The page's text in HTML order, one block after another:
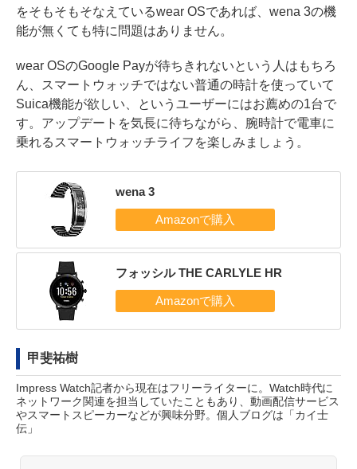
をそもそもそなえているwear OSであれば、wena 3の機
能が無くても特に問題はありません。
wear OSのGoogle Payが待ちきれないという人はもちろ
ん、スマートウォッチではない普通の時計を使っていて
Suica機能が欲しい、というユーザーにはお薦めの1台で
す。アップデートを気長に待ちながら、腕時計で電車に
乗れるスマートウォッチライフを楽しみましょう。
wena 3
フォッシル THE CARLYLE HR
甲斐祐樹
Impress Watch記者から現在はフリーライターに。Watch時代に
ネットワーク関連を担当していたこともあり、動画配信サービス
やスマートスピーカーなどが興味分野。個人ブログは「カイ士
伝 」